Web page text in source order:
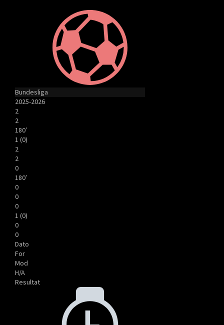
Bundesliga
2025-2026
2
2
180′
1 (0)
2
2
0
180′
0
0
0
1 (0)
0
0
Dato
For
Mod
H/A
Resultat